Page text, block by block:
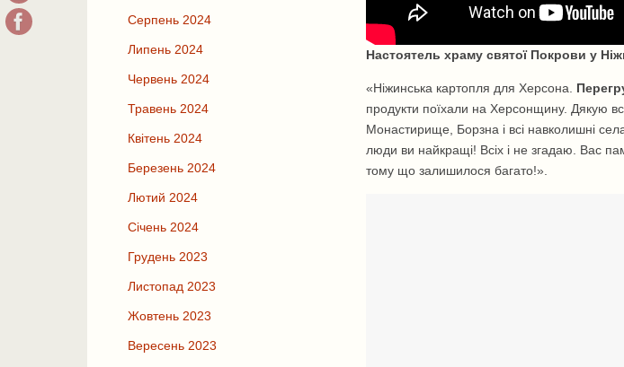
Настоятель храму святої Покрови у
«Ніжинська картопля для Херсона.
продукти поїхали на Херсонщину. Дякую
Монастирище, Борзна і всі навколишні
люди ви найкращі! Всіх і не згадаю. Вас
тому що залишилося багато!».
Серпень 2024
Липень 2024
Червень 2024
Травень 2024
Квітень 2024
Березень 2024
Лютий 2024
Січень 2024
Грудень 2023
Листопад 2023
Жовтень 2023
Вересень 2023